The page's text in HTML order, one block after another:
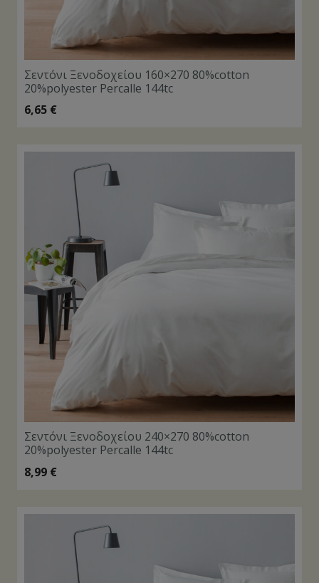
Σεντόνι Ξενοδοχείου 160×270 80%cotton
20%polyester Percalle 144tc
6,65 €
Σεντόνι Ξενοδοχείου 240×270 80%cotton
20%polyester Percalle 144tc
8,99 €